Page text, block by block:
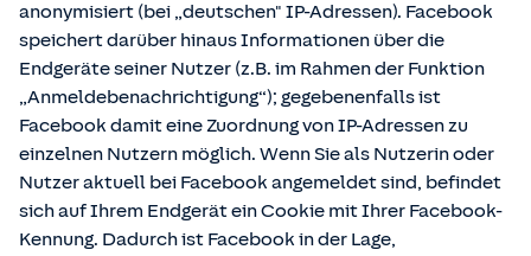
anonymisiert (bei „deutschen" IP-Adressen). Facebook
speichert darüber hinaus Informationen über die
Endgeräte seiner Nutzer (z.B. im Rahmen der Funktion
„Anmeldebenachrichtigung“); gegebenenfalls ist
Facebook damit eine Zuordnung von IP-Adressen zu
einzelnen Nutzern möglich. Wenn Sie als Nutzerin oder
Nutzer aktuell bei Facebook angemeldet sind, befindet
sich auf Ihrem Endgerät ein Cookie mit Ihrer Facebook-
Kennung. Dadurch ist Facebook in der Lage,